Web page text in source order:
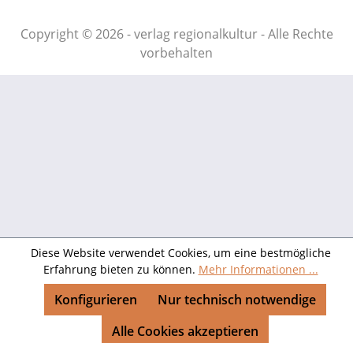
Copyright © 2026 - verlag regionalkultur - Alle Rechte
vorbehalten
Diese Website verwendet Cookies, um eine bestmögliche
Erfahrung bieten zu können. Mehr Informationen ...
Nur technisch notwendige
Konfigurieren
Alle Cookies akzeptieren